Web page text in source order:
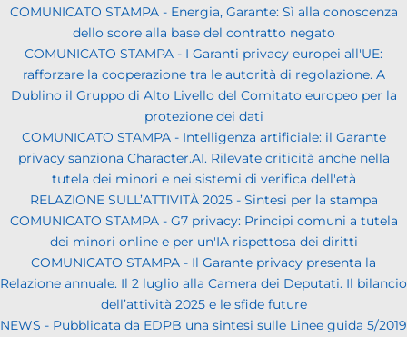
COMUNICATO STAMPA - Energia, Garante: Sì alla conoscenza
dello score alla base del contratto negato
COMUNICATO STAMPA - I Garanti privacy europei all'UE:
rafforzare la cooperazione tra le autorità di regolazione. A
Dublino il Gruppo di Alto Livello del Comitato europeo per la
protezione dei dati
COMUNICATO STAMPA - Intelligenza artificiale: il Garante
privacy sanziona Character.AI. Rilevate criticità anche nella
tutela dei minori e nei sistemi di verifica dell'età
RELAZIONE SULL’ATTIVITÀ 2025 - Sintesi per la stampa
COMUNICATO STAMPA - G7 privacy: Principi comuni a tutela
dei minori online e per un'IA rispettosa dei diritti
COMUNICATO STAMPA - Il Garante privacy presenta la
Relazione annuale. Il 2 luglio alla Camera dei Deputati. Il bilancio
dell’attività 2025 e le sfide future
NEWS - Pubblicata da EDPB una sintesi sulle Linee guida 5/2019